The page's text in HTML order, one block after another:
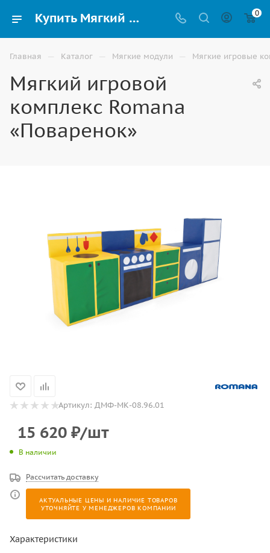
Купить Мягкий игровой комплекс Romana «Поваренок» для детей в Волгограде 0
Главная — Каталог — Мягкие модули — Мягкие игровые
Мягкий игровой
комплекс Romana
«Поваренок»
Артикул: ДМФ-МК-08.96.01
15 620 ₽/шт
В наличии
Рассчитать доставку
АКТУАЛЬНЫЕ ЦЕНЫ И НАЛИЧИЕ ТОВАРОВ
УТОЧНЯЙТЕ У МЕНЕДЖЕРОВ КОМПАНИИ
Характеристики